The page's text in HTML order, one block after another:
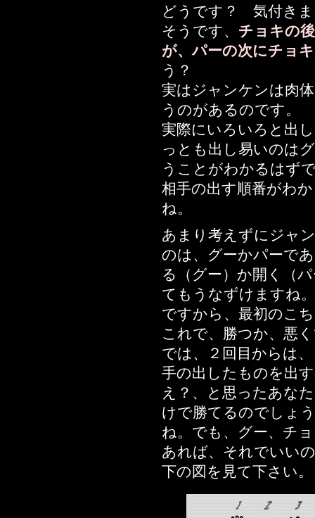
どうです？ 気付き
そうです、 チョキの
が、パーの次にチョ
う？
実はジャンケンは肉
うのがあるのです。
実際にいろいろと出
っとも出し易いのは
うことがわかるはず
相手の出す順番がわ
ね。
あまり考えずにジャ
のは、グーかパーで
る（グー）か開く（
てもうなずけますね。
ですから、最初のこ
これで、勝つか、悪
では、２回目からは
手の出したものを出
え？、と思ったあな
けで勝てるのでしょ
ね。でも、グー、チ
あれば、それでいい
下の図を見て下さい。